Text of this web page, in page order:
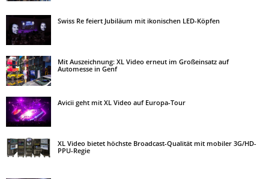
Swiss Re feiert Jubiläum mit ikonischen LED-Köpfen
Mit Auszeichnung: XL Video erneut im Großeinsatz auf
Automesse in Genf
Avicii geht mit XL Video auf Europa-Tour
XL Video bietet höchste Broadcast-Qualität mit mobiler 3G/HD-
PPU-Regie